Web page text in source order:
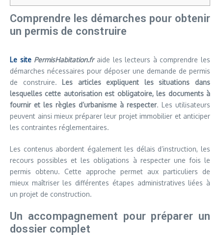
Comprendre les démarches pour obtenir
un permis de construire
Le site PermisHabitation.fraide les lecteurs à comprendre les
démarches nécessaires pour déposer une demande de permis
de construire. Les articles expliquent les situations dans
lesquelles cette autorisation est obligatoire, les documents à
fournir et les règles d’urbanisme à respecter. Les utilisateurs
peuvent ainsi mieux préparer leur projet immobilier et anticiper
les contraintes réglementaires.
Les contenus abordent également les délais d’instruction, les
recours possibles et les obligations à respecter une fois le
permis obtenu. Cette approche permet aux particuliers de
mieux maîtriser les différentes étapes administratives liées à
un projet de construction.
Un accompagnement pour préparer un
dossier complet